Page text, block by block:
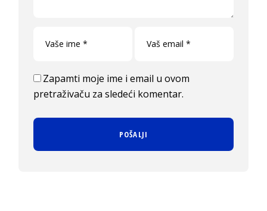
Zapamti moje ime i email u ovom
pretraživaču za sledeći komentar.